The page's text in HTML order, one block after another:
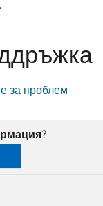
за проблем